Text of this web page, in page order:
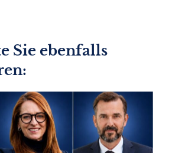
Sie ebenfalls